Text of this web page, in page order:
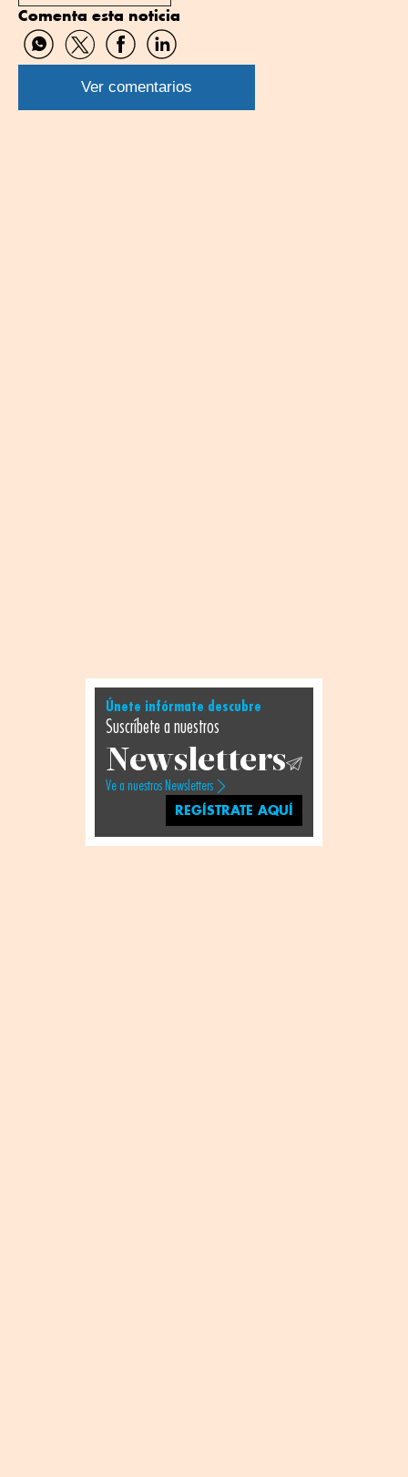
Comenta esta noticia
Compartir
por
WhatsApp
Compartir
por
Twitter
Compartir
por
Facebook
Compartir
por
Linkedin
Ver comentarios
Únete infórmate descubre
Suscríbete a nuestros
Newsletters
Ve a nuestros Newsletters
REGÍSTRATE AQUÍ